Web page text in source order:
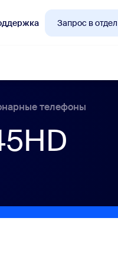
Запрос в
Canvas
телефоны